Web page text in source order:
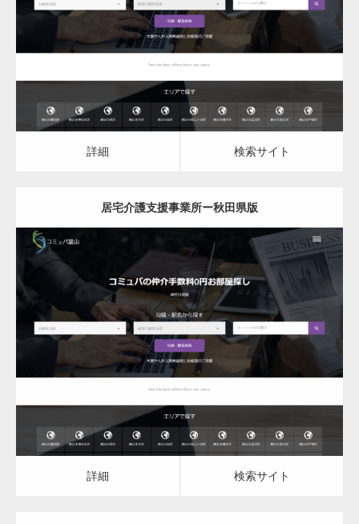
居宅介護支援事業所 居宅介護支援事業所
詳細 検索サイト
詳細 検索サイト
居宅介護支援事業所ー秋田県版
更新日： 2023.07.18
居宅介護支援事業所 居宅介護支援事業所
詳細 検索サイト
詳細 検索サイト